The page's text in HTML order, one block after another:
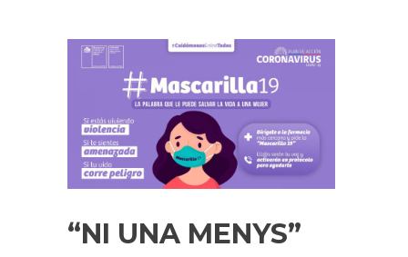
“NI UNA MENYS”